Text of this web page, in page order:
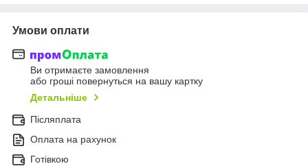
Умови оплати
Ви отримаєте замовлення
або гроші повернуться на вашу картку
Детальніше
Післяплата
Оплата на рахунок
Готівкою